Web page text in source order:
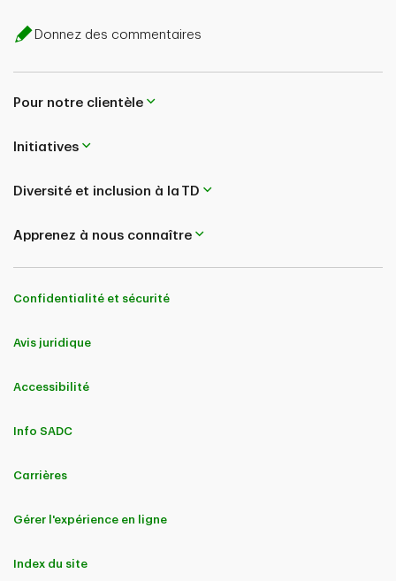
Donnez des commentaires
Pour notre clientèle
Initiatives
Diversité et inclusion à la TD
Apprenez à nous connaître
Confidentialité et sécurité
Avis juridique
Accessibilité
Info SADC
Carrières
Gérer l'expérience en ligne
Index du site